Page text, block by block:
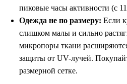
пиковые часы активности (с
Одежда не по размеру: Если
слишком малы и сильно
микропоры ткани
защиты от UV-лучей.
размерной сетке.